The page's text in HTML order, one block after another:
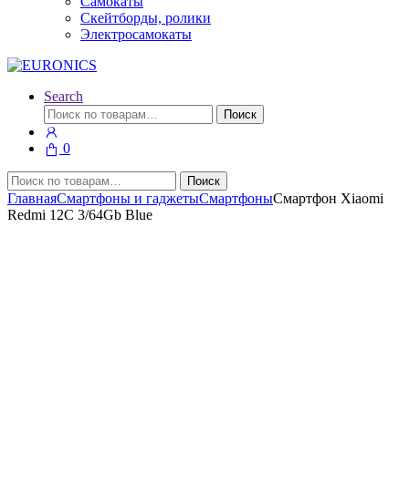
Скейтборды, ролики
Электросамокаты
Search
Искать:
Поиск
0
Искать:
Поиск
ГлавнаяСмартфоны и гаджетыСмартфоныСмартфон Xiaomi
Redmi 12C 3/64Gb Blue